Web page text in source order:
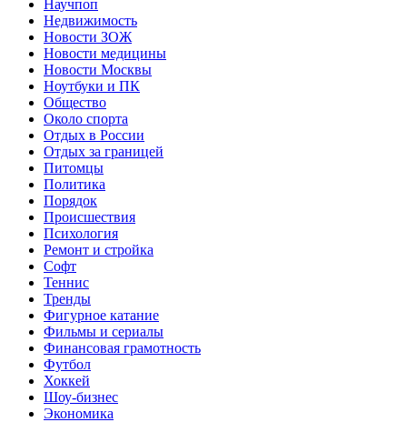
Научпоп
Недвижимость
Новости ЗОЖ
Новости медицины
Новости Москвы
Ноутбуки и ПК
Общество
Около спорта
Отдых в России
Отдых за границей
Питомцы
Политика
Порядок
Происшествия
Психология
Ремонт и стройка
Софт
Теннис
Тренды
Фигурное катание
Фильмы и сериалы
Финансовая грамотность
Футбол
Хоккей
Шоу-бизнес
Экономика